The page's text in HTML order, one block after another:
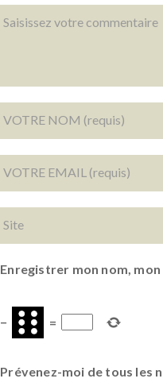
Enregistrer mon nom,
− =
Prévenez-moi de tous les